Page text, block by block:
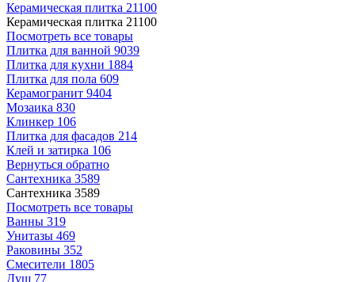
Керамическая плитка 21100
Керамическая плитка 21100
Посмотреть все товары
Плитка для ванной 9039
Плитка для кухни 1884
Плитка для пола 609
Керамогранит 9404
Мозаика 830
Клинкер 106
Плитка для фасадов 214
Клей и затирка 106
Вернуться обратно
Сантехника 3589
Сантехника 3589
Посмотреть все товары
Ванны 319
Унитазы 469
Раковины 352
Смесители 1805
Душ 77